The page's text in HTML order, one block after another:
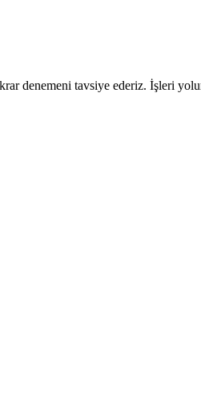
denemeni tavsiye ederiz. İşleri